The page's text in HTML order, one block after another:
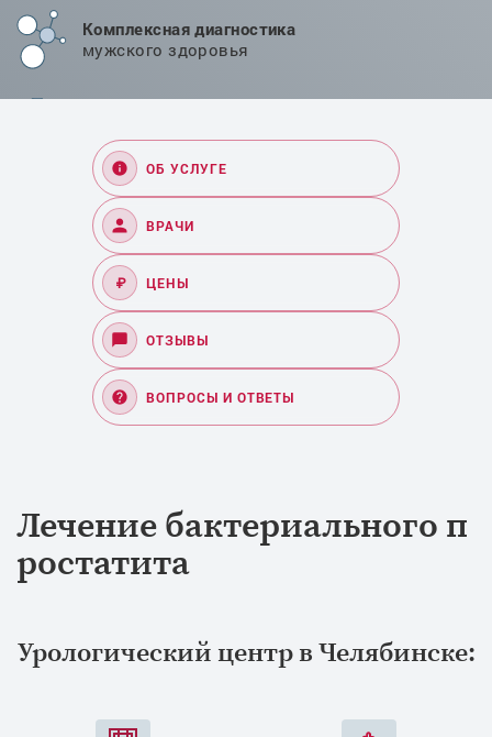
Комплексная диагностика
мужского здоровья
лечения в Челябинске
ОБ УСЛУГЕ
ВРАЧИ
₽ ЦЕНЫ
ОТЗЫВЫ
ВОПРОСЫ И ОТВЕТЫ
Лечение бактериального п
ростатита
Урологический центр в Челябинске: